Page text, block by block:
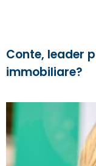
Conte, leader
immobiliare?